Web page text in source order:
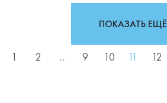
1 2 ... 9 10 11 12
ПОКАЗАТЬ ЕЩЁ